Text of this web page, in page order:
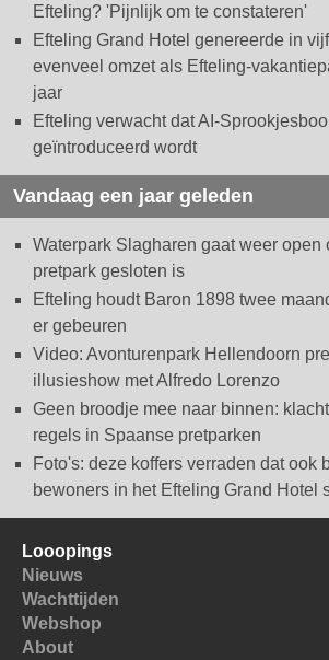
Efteling? 'Pijnlijk om te constateren'
Efteling Grand Hotel genereerde in
evenveel omzet als Efteling-
jaar
Efteling verwacht dat AI-
geïntroduceerd wordt
Vandaag een jaar geleden
Waterpark Slagharen gaat weer open
pretpark gesloten is
Efteling houdt Baron 1898 twee
er gebeuren
Video: Avonturenpark Hellendoorn
illusieshow met Alfredo Lorenzo
Geen broodje mee naar binnen:
regels in Spaanse pretparken
Foto's: deze koffers verraden dat ook
bewoners in het Efteling Grand Hotel
Looopings
Nieuws
Wachttijden
Webshop
About